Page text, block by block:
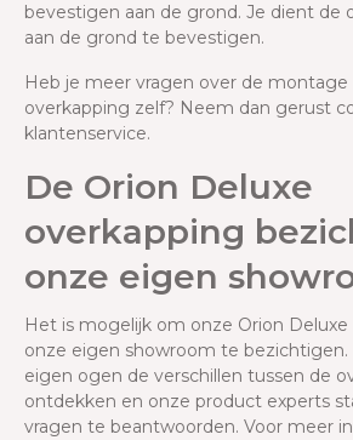
bevestigen aan de grond. Je dient de
aan de grond te bevestigen.
Heb je meer vragen over de montage
overkapping zelf? Neem dan gerust
klantenservice.
De Orion Deluxe
overkapping
onze eigen
Het is mogelijk om onze Orion
onze eigen showroom te
eigen ogen de verschillen tussen de
ontdekken en onze product experts
vragen te beantwoorden. Voor meer